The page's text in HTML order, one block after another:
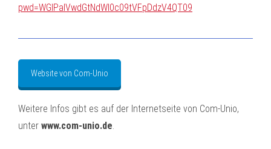
pwd=WGlPalVwdGtNdWl0c09tVFpDdzV4QT09
Website von Com-Unio
Weitere Infos gibt es auf der Internetseite von Com-Unio,
unter www.com-unio.de.